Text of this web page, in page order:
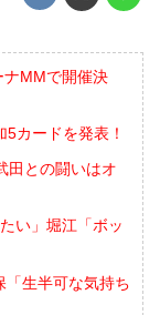
MMで開催決
カードを発表！
田との闘いはオ
い」堀江「ボッ
「生半可な気持ち